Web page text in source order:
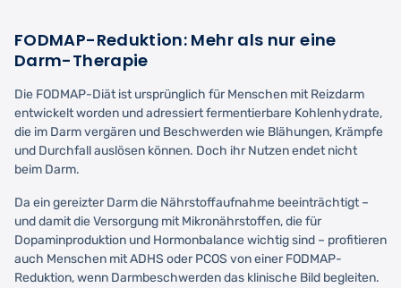
FODMAP-Reduktion: Mehr als nur eine
Darm-Therapie
Die FODMAP-Diät ist ursprünglich für Menschen mit Reizdarm
entwickelt worden und adressiert fermentierbare Kohlenhydrate,
die im Darm vergären und Beschwerden wie Blähungen, Krämpfe
und Durchfall auslösen können. Doch ihr Nutzen endet nicht
beim Darm.
Da ein gereizter Darm die Nährstoffaufnahme beeinträchtigt –
und damit die Versorgung mit Mikronährstoffen, die für
Dopaminproduktion und Hormonbalance wichtig sind – profitieren
auch Menschen mit ADHS oder PCOS von einer FODMAP-
Reduktion, wenn Darmbeschwerden das klinische Bild begleiten.